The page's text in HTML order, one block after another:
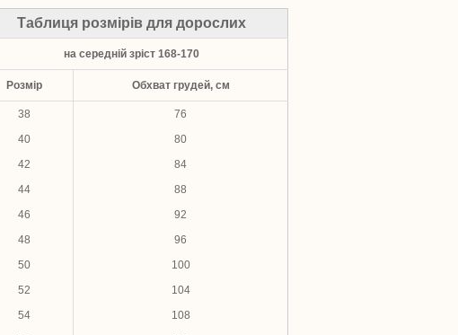
Таблиця розмірів для дорослих
на середній зріст 168-170
Розмір Обхват грудей, см
38
76
40
80
42
84
44
88
46
92
48
96
50
100
52
104
54
108